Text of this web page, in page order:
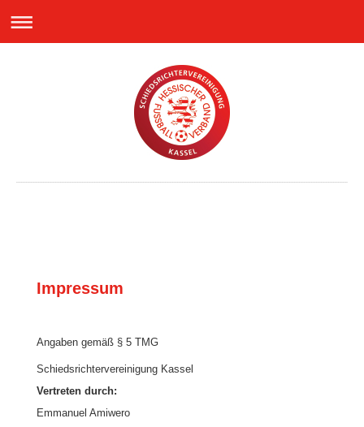
Impressum
Angaben gemäß § 5 TMG
Schiedsrichtervereinigung Kassel
Vertreten durch:
Emmanuel Amiwero